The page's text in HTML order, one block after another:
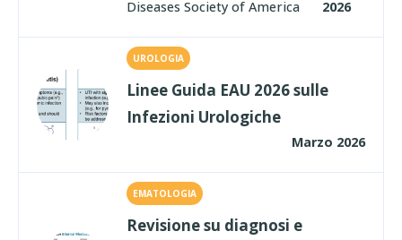
Diseases Society of America
2026
UROLOGIA
Linee Guida EAU 2026 sulle
Infezioni Urologiche
Marzo 2026
EMATOLOGIA
Revisione su diagnosi e